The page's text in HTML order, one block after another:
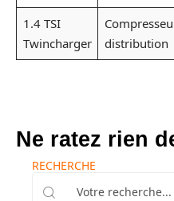
1.4 TSI
Twincharger
distribution
Ne ratez rien
RECHERCHE